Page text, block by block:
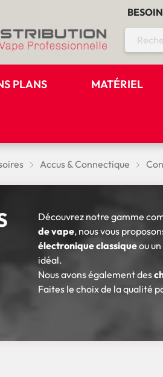
PLANS MATÉRIEL
Accus & Connectique
Découvrez notre gamme
de vape, nous vous
électronique classiqueou un
idéal.
Nous avons également des
Faites le choix de la qualité